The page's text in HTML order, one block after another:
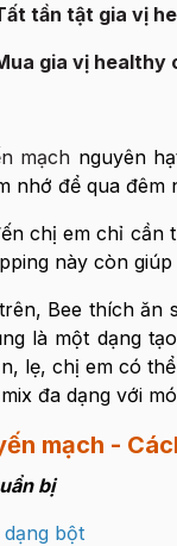
tần tật gia vị
gia vị healthy
mạch nguyên
nhớ để qua đêm
chị em chỉ cần
này còn
Bee thích ăn
là một dạng
lẹ, chị em có
đa dạng với
mạch -
bị
bột